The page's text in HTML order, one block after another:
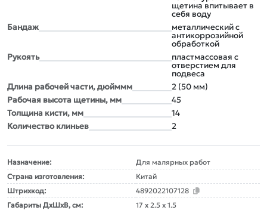
щетина впитывает в
себя воду
Бандаж
металлический с
антикоррозийной
обработкой
Рукоять
пластмассовая с
отверстием для
подвеса
Длина рабочей части, дюйммм
2 (50 мм)
Рабочая высота щетины, мм
45
Толщина кисти, мм
14
Количество клиньев
2
Назначение:
Для малярных работ
Страна изготовления:
Китай
Штрихкод:
4892022107128
Габариты ДxШxВ, см:
17 x 2.5 x 1.5